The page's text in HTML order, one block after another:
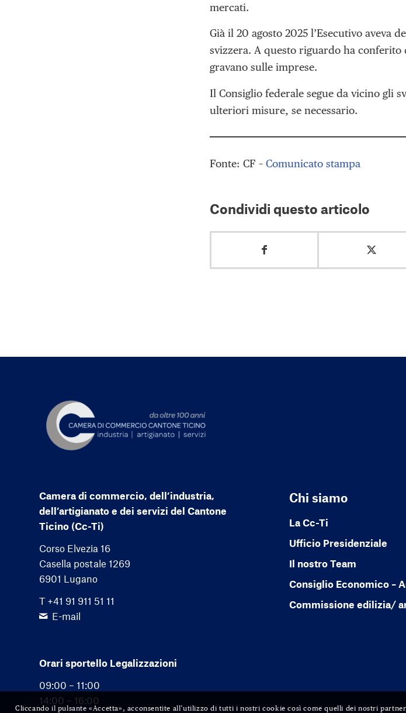
mercati.
Già il 20 agosto 2025 l’Esecutivo aveva
svizzera. A questo riguardo ha
gravano sulle imprese.
Il Consiglio federale segue da vicino gli
ulteriori misure, se necessario.
Fonte: CF – Comunicato stampa
Condividi questo articolo
Camera di commercio, dell’industria,
dell’artigianato e dei servizi del Cantone
Ticino (Cc-Ti)
Corso Elvezia 16
Casella postale 1269
6901 Lugano
T +41 91 911 51 11
E-mail
Chi siamo
La Cc-Ti
Ufficio Presidenziale
Il nostro Team
Consiglio Economico –
Commissione edilizia/
Orari sportello Legalizzazioni
09:00 – 11:00
14:00 – 16:00
Cliccando il pulsante «Accetta», acconsentite all’utilizzo di tutti i nostri cookie così come quelli dei nostri